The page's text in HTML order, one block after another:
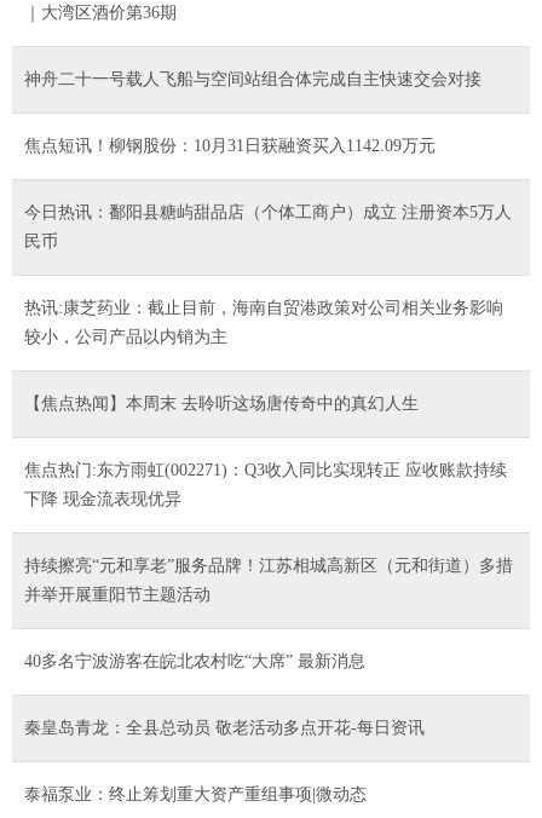
｜大湾区酒价第36期
神舟二十一号载人飞船与空间站组合体完成自主快速交会对接
焦点短讯！柳钢股份：10月31日获融资买入1142.09万元
今日热讯：鄱阳县糖屿甜品店（个体工商户）成立 注册资本5万人
民币
热讯:康芝药业：截止目前，海南自贸港政策对公司相关业务影响
较小，公司产品以内销为主
【焦点热闻】本周末 去聆听这场唐传奇中的真幻人生
焦点热门:东方雨虹(002271)：Q3收入同比实现转正 应收账款持续
下降 现金流表现优异
持续擦亮“元和享老”服务品牌！江苏相城高新区（元和街道）多措
并举开展重阳节主题活动
40多名宁波游客在皖北农村吃“大席” 最新消息
秦皇岛青龙：全县总动员 敬老活动多点开花-每日资讯
泰福泵业：终止筹划重大资产重组事项|微动态